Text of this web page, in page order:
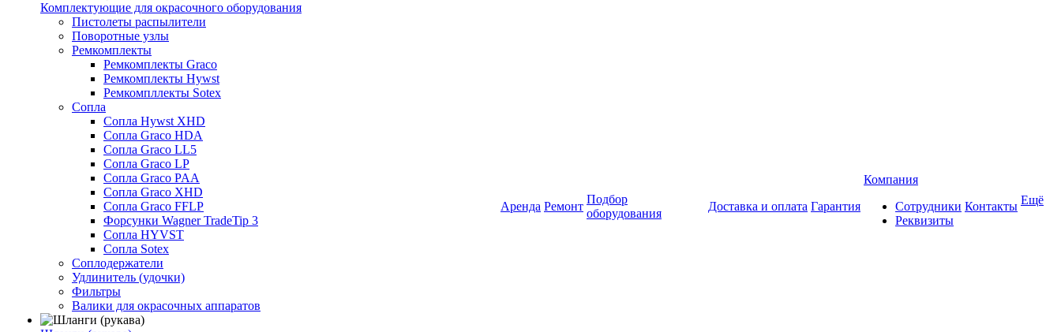
Комплектующие для окрасочного оборудования
Пистолеты распылители
Поворотные узлы
Ремкомплекты
Ремкомплекты Graco
Ремкомплекты Hywst
Ремкомпллекты Sotex
Сопла
Сопла Hywst XHD
Сопла Graco HDA
Сопла Graco LL5
Сопла Graco LP
Сопла Graco PAA
Сопла Graco XHD
Сопла Graco FFLP
Форсунки Wagner TradeTip 3
Сопла HYVST
Сопла Sotex
Соплодержатели
Удлинитель (удочки)
Фильтры
Валики для окрасочных аппаратов
Аренда Ремонт
Подбор
оборудования
Доставка и оплата Гарантия
Компания
Сотрудники
Реквизиты
Контакты Ещё